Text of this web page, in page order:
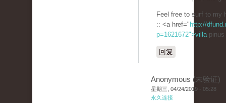
Feel free to suгf to my
:: <a href=" http://
p=1621672">villapinus
回复
Anonymous (未验证)
星期三, 04/24/2019 - 05:28
永久连接